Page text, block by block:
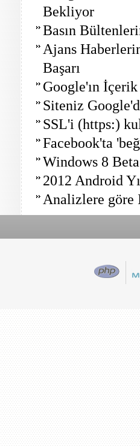
Bekliyor
Basın
Ajans
Başarı
Google'ın
Siteniz
SSL'i (https:)
Facebook'ta
Windows 8 Beta
2012 Android
Analizlere